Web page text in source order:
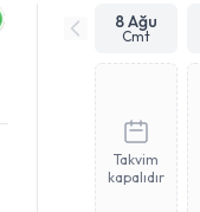
8 Ağu
Cmt
Takvim
kapalıdır